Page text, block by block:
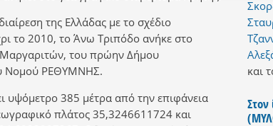
της Ελλάδας με το σχέδιο
το 2010, το Άνω Τριπόδο ανήκε στο
Μαργαριτών, του πρώην Δήμου
Νομού ΡΕΘΥΜΝΗΣ.
υψόμετρο 385 μέτρα από την επιφάνεια
πλάτος 35,3246611724 και
και
Στον